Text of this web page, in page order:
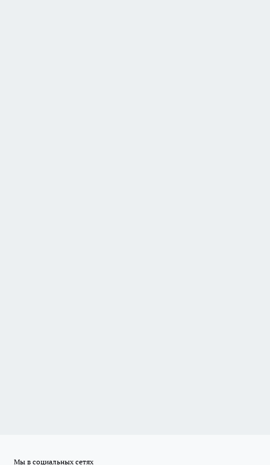
Мы в социальных сетях